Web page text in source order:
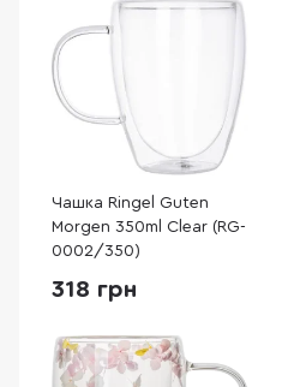
Чашка Ringel Guten
Morgen 350ml Clear (RG-
0002/350)
318 грн